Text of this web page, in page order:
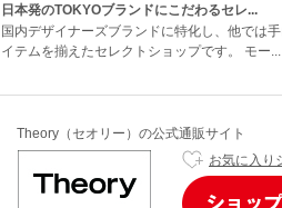
日本発のTOKYOブランドにこだわるセレ...
国内デザイナーズブランドに特化し、他では
イテムを揃えたセレクトショップです。 モー...
Theory（セオリー）の公式通販サイト
お気に入り